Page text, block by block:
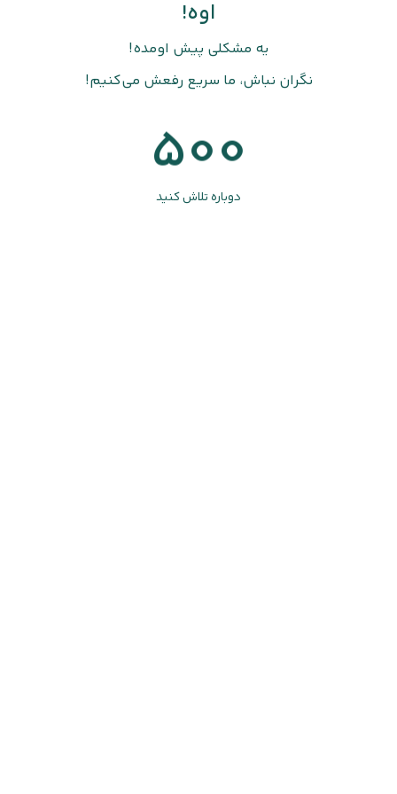
اوه!
یه مشکلی پیش اومده!
نگران نباش، ما سریع رفعش می‌کنیم!
500
دوباره تلاش کنید